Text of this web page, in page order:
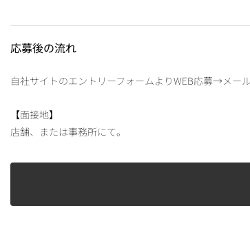
応募後の流れ
自社サイトのエントリーフォームよりWEB応募→メ
【面接地】
店舗、または事務所にて。